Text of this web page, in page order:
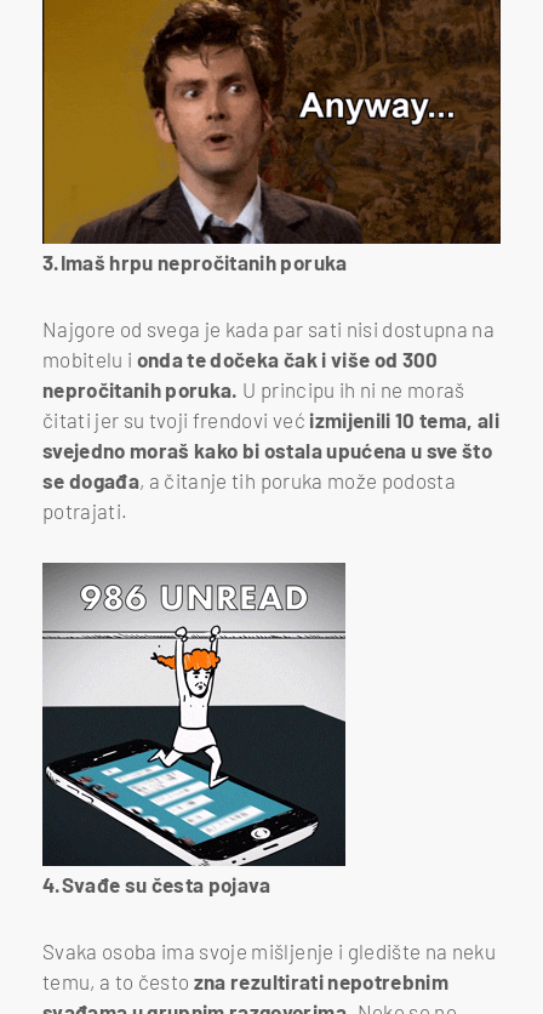
3.Imaš hrpu nepročitanih poruka
Najgore od svega je kada par sati nisi dostupna na
mobitelu i onda te dočeka čak i više od 300
nepročitanih poruka. U principu ih ni ne moraš
čitati jer su tvoji frendovi već izmijenili 10 tema, ali
svejedno moraš kako bi ostala upućena u sve što
se događa, a čitanje tih poruka može podosta
potrajati.
4.Svađe su česta pojava
Svaka osoba ima svoje mišljenje i gledište na neku
temu, a to često zna rezultirati nepotrebnim